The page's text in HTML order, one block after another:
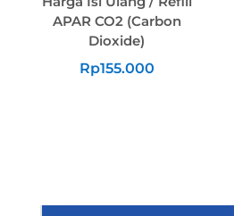
APAR CO2 (Carbon
Dioxide)
Rp155.000